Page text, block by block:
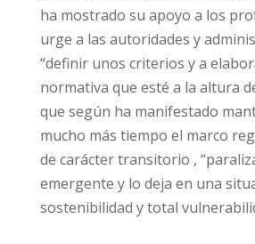
ha mostrado su apoyo a los
urge a las autoridades y
“definir unos criterios y a
normativa que esté a la altura
que según ha manifestado
mucho más tiempo el marco
de carácter transitorio ,
emergente y lo deja en una
sostenibilidad y total